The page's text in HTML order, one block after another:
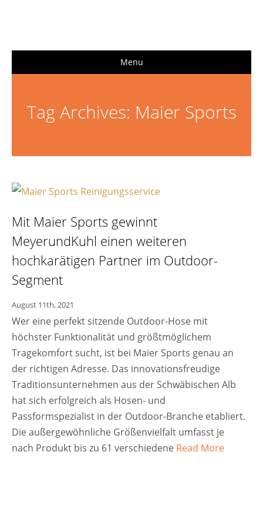
Menu
Tag Archives: Maier Sports
Mit Maier Sports gewinnt
MeyerundKuhl einen weiteren
hochkarätigen Partner im Outdoor-
Segment
August 11th, 2021
Wer eine perfekt sitzende Outdoor-Hose mit
höchster Funktionalität und größtmöglichem
Tragekomfort sucht, ist bei Maier Sports genau an
der richtigen Adresse. Das innovationsfreudige
Traditionsunternehmen aus der Schwäbischen Alb
hat sich erfolgreich als Hosen- und
Passformspezialist in der Outdoor-Branche etabliert.
Die außergewöhnliche Größenvielfalt umfasst je
nach Produkt bis zu 61 verschiedene Read More